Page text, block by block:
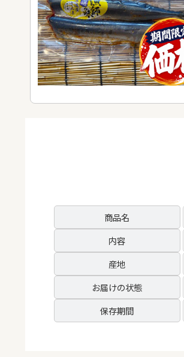
商品名
内容
産地
お届けの状態
保存期間